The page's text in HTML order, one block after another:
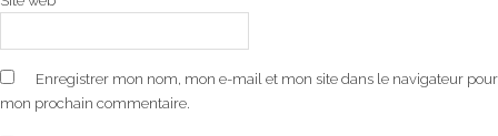
Enregistrer mon nom, mon e-mail et mon site dans le navigateur pour
mon prochain commentaire.